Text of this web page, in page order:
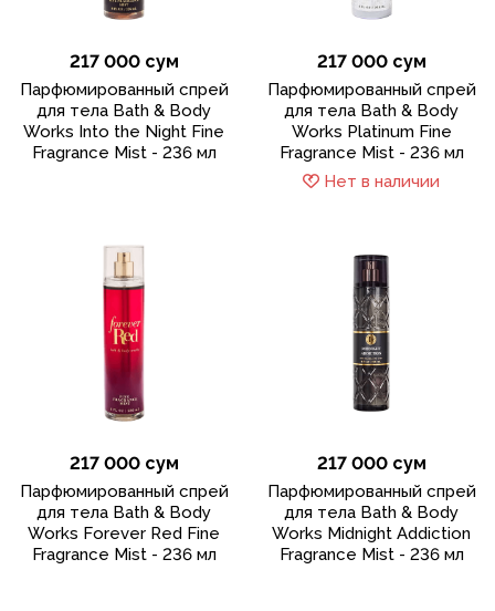
217 000 сум
Парфюмированный спрей
для тела Bath & Body
Works Into the Night Fine
Fragrance Mist - 236 мл
217 000 сум
Парфюмированный спрей
для тела Bath & Body
Works Platinum Fine
Fragrance Mist - 236 мл
Нет в наличии
217 000 сум
Парфюмированный спрей
для тела Bath & Body
Works Forever Red Fine
Fragrance Mist - 236 мл
217 000 сум
Парфюмированный спрей
для тела Bath & Body
Works Midnight Addiction
Fragrance Mist - 236 мл